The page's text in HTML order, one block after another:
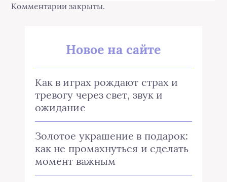
Комментарии закрыты.
Новое на сайте
Как в играх рождают страх и
тревогу через свет, звук и
ожидание
Золотое украшение в подарок:
как не промахнуться и сделать
момент важным